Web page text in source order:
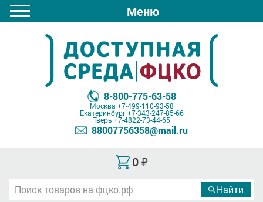
Меню
8-800-775-63-58
Москва +7-499-110-93-58
Екатеринбург+7-343-247-85-66
Тверь +7-4822-73-44-65
88007756358@mail.ru
0 ₽